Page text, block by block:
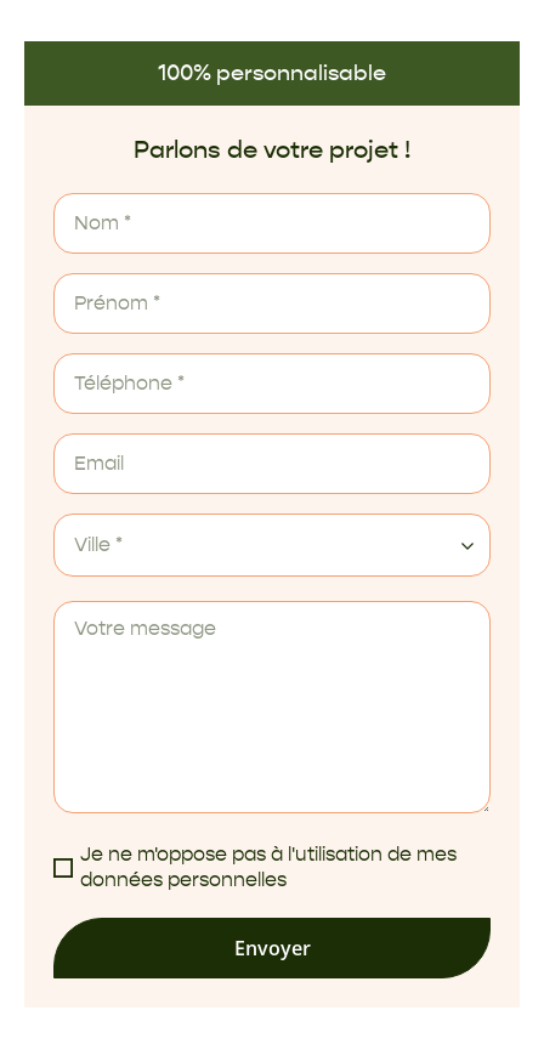
100% personnalisable
Parlons de votre projet !
Ville *
Je ne m'oppose pas à l'utilisation de mes
données personnelles
Envoyer